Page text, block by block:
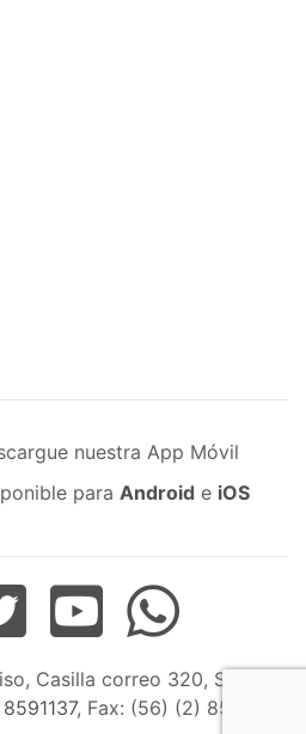
nuestra App Móvil
para Android e iOS
Casilla correo 320, San
, Fax: (56) (2) 8598163